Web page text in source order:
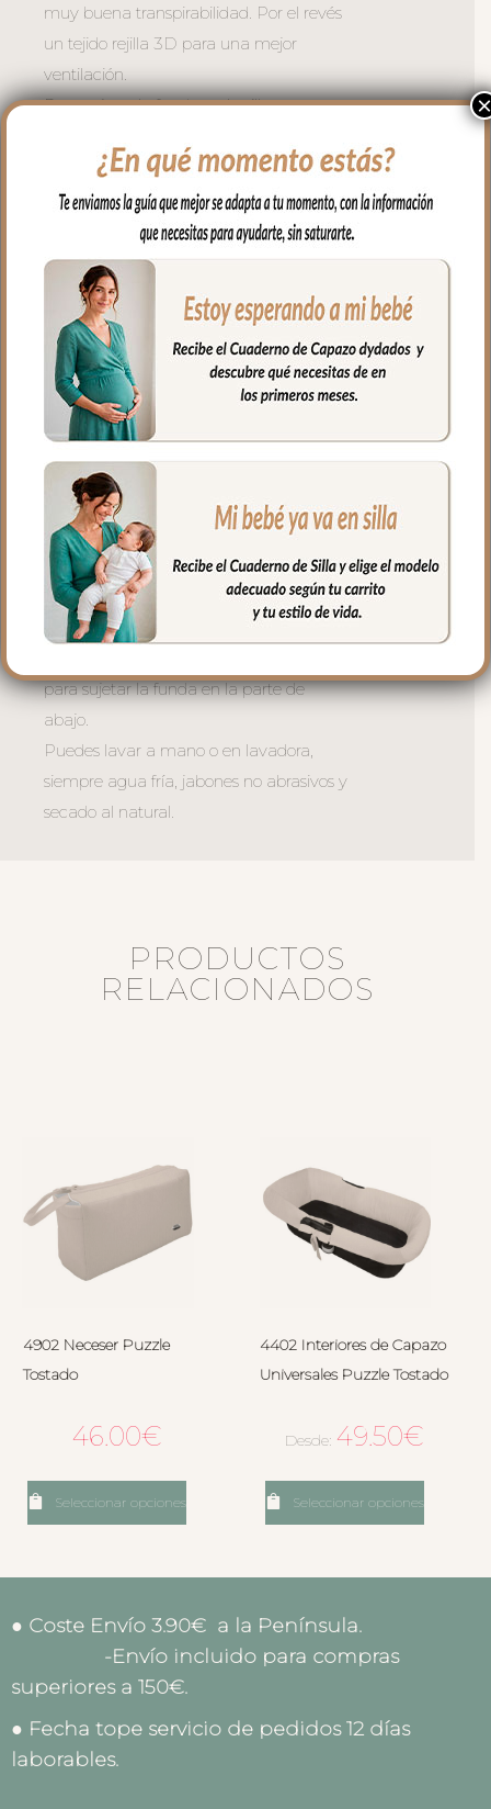
muy buena transpirabilidad. Por el revés
un tejido rejilla 3D para una mejor
ventilación.
Para sujetar la funda en la silla cuenta
con goma. También lleva las cintas y las
gomitas por si la capota va unida al
respaldo y no puedes usar la trasera.
Cuenta con un sistema de sujeción
adicional el S_PLUS para conseguir que
a la funda quede mejor sujeta al
respaldo. Son unas cintas que pasas por
las aberturas de los arneses en el respaldo
hasta pasar a la parte posterior y se
abrochan entre ellas.
Las aberturas verticales en el respaldo y
ojales en el culete son aptas para la salida
de arenes de todo tipo de sillas.
Abertura en el centro de la funda para
permitir plegar las sillas que tienen cierre
de libro.
para sujetar la funda en la parte de
abajo.
Puedes lavar a mano o en lavadora,
siempre agua fría, jabones no abrasivos y
secado al natural.
PRODUCTOS
RELACIONADOS
4902 Neceser Puzzle
Tostado
46.00€
Seleccionar opciones
4402 Interiores de Capazo
Universales Puzzle Tostado
Desde: 49.50€
Seleccionar opciones
● Coste Envío 3.90€ a la Península.
-Envío incluido para compras
superiores a 150€.
● Fecha tope servicio de pedidos 12 días
laborables.
×